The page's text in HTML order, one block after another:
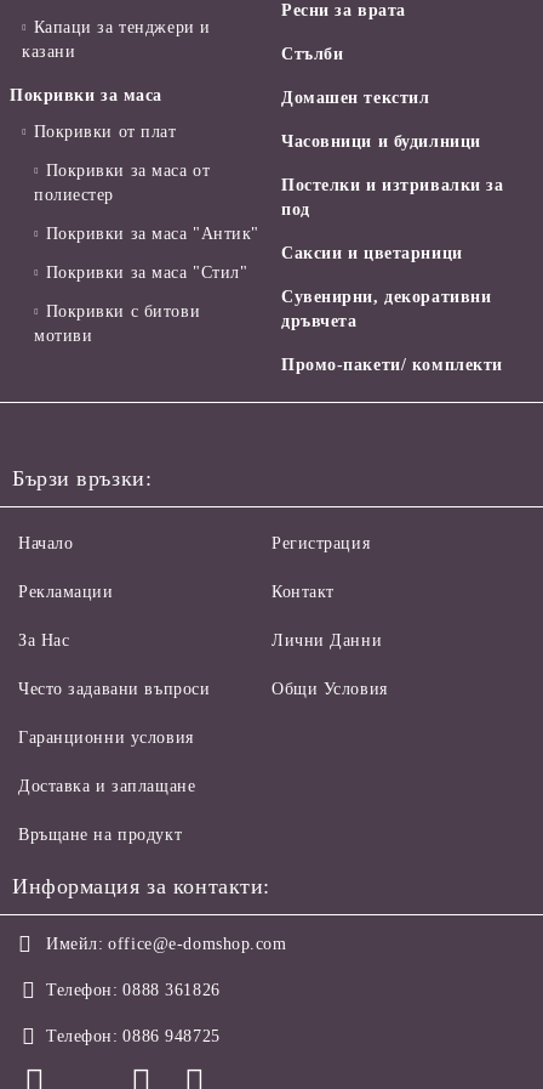
Капаци за тенджери и
казани
Покривки за маса
Покривки от плат
Покривки за маса от
полиестер
Покривки за маса "Антик"
Покривки за маса "Стил"
Покривки с битови
мотиви
Ресни за врата
Стълби
Домашен текстил
Часовници и будилници
Постелки и изтривалки за
под
Саксии и цветарници
Сувенирни, декоративни
дръвчета
Промо-пакети/ комплекти
Бързи връзки:
Начало
Рекламации
За Нас
Често задавани въпроси
Регистрация
Контакт
Лични Данни
Общи Условия
Гаранционни условия
Доставка и заплащане
Връщане на продукт
Информация за контакти:
Имейл: office@e-domshop.com
Телефон: 0888 361826
Телефон: 0886 948725